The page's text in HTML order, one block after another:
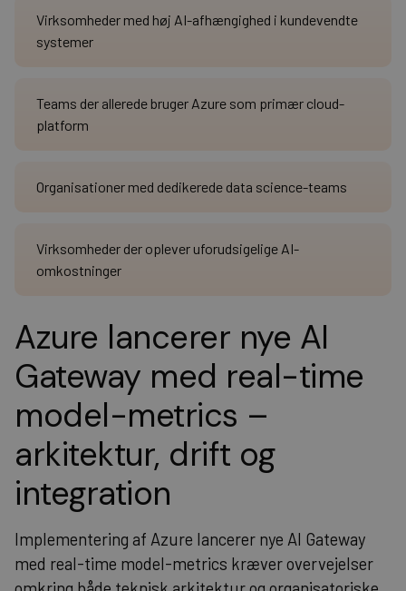
Virksomheder med høj AI-afhængighed i kundevendte
systemer
Teams der allerede bruger Azure som primær cloud-
platform
Organisationer med dedikerede data science-teams
Virksomheder der oplever uforudsigelige AI-
omkostninger
Azure lancerer nye AI
Gateway med real-time
model-metrics –
arkitektur, drift og
integration
Implementering af Azure lancerer nye AI Gateway
med real-time model-metrics kræver overvejelser